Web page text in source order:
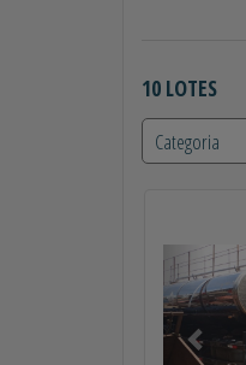
10 LOTES
Anterior